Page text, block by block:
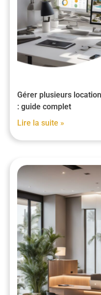
Gérer plusieurs
: guide complet
Lire la suite »